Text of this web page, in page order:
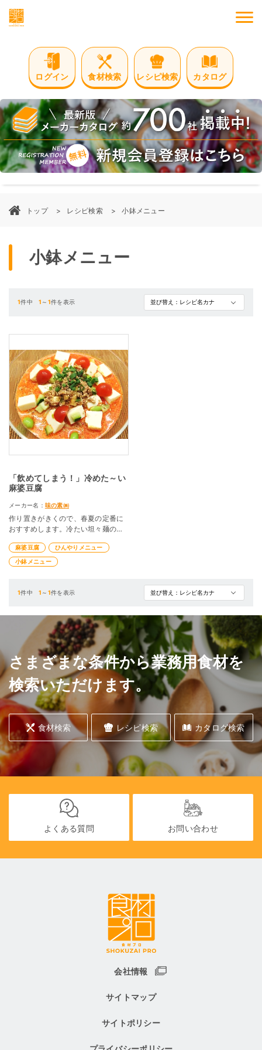
ログイン 食材検索 レシピ検索 カタログ
トップ レシピ検索 小鉢メニュー
小鉢メニュー
1件中1 ～ 1件を表示
「飲めてしまう！」冷めた～い
麻婆豆腐
メーカー名： 味の素㈱
作り置きがきくので、春夏の定番に
おすすめします。冷たい坦々麺のタ
す。ほんだしを加えることで、お店
のお好みの味わいに調整でき、風味
ご活用できます。
麻婆豆腐
ひんやりメニュー
小鉢メニュー
1件中1 ～ 1件を表示
さまざまな条件から業務用食材を
検索いただけます。
食材検索 レシピ検索 カタログ検索
よくある質問 お問い合わせ
会社情報
サイトマップ
サイトポリシー